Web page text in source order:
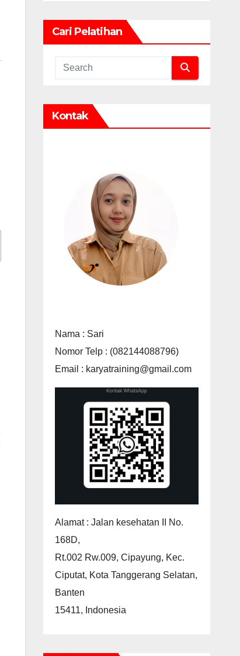
Cari Pelatihan
Kontak
Nama : Sari
Nomor Telp : (082144088796)
Email : karyatraining@gmail.com
Alamat : Jalan kesehatan II No.
168D,
Rt.002 Rw.009, Cipayung, Kec.
Ciputat, Kota Tanggerang Selatan,
Banten
15411, Indonesia